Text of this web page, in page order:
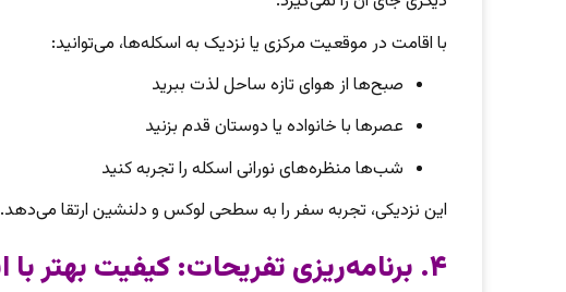
با اقامت در موقعیت مرکزی یا نزدیک به اسکله‌ها، می‌توانید:
صبح‌ها از هوای تازه ساحل لذت ببرید
عصرها با خانواده یا دوستان قدم بزنید
شب‌ها منظره‌های نورانی اسکله را تجربه کنید
این نزدیکی، تجربه سفر را به سطحی لوکس و دلنشین ارتقا می‌دهد.
۴. برنامه‌ریزی تفریحات: کیفیت بهتر با انتخاب هوشمندانه